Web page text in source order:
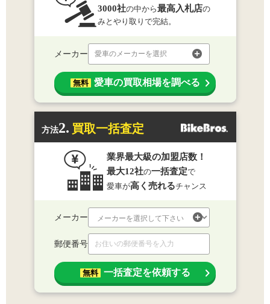
3000社の中から最高入札店の
みとやり取りで完結。
メーカー 愛車のメーカーを選択
無料 愛車の買取相場を調べる
方法2. 買取一括査定
業界最大級の加盟店数！
最大12社の一括査定で
愛車が高く売れるチャンス
メーカー
郵便番号
無料 一括査定を依頼する